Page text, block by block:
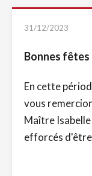
31/12/2023
Bonnes fêtes
En cette
vous
Maître
efforcés